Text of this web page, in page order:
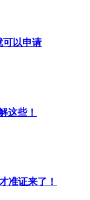
可以申请
这些！
准证来了！